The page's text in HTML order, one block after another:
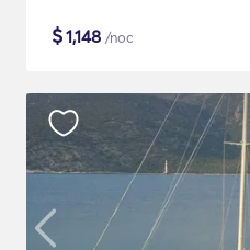
$1,148 /noc